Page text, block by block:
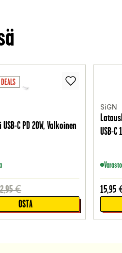
C PD 20W, Valkoinen
€
OSTA
SiGN
USB-C
15,95